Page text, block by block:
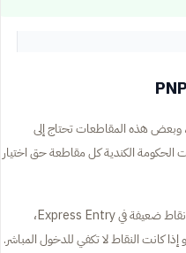
وبعض هذه المقاطعات تحتاج إلى
الكندية كل مقاطعة حق اختيار
هذا البرنامج مناسب جداً لمن لديهم نقاط ضعيفة في Express Entry،